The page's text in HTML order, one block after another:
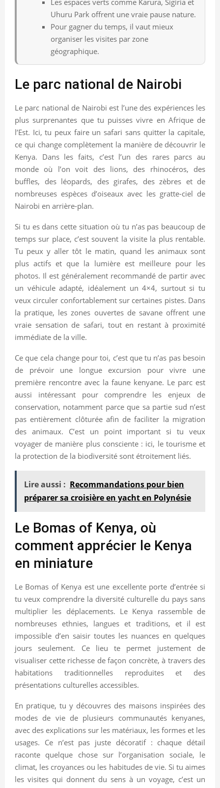
Uhuru Park offrent une vraie pause nature.
Pour gagner du temps, il vaut mieux
organiser les visites par zone
géographique.
Le parc national de Nairobi
Le parc national de Nairobi est l’une des expériences les
plus surprenantes que tu puisses vivre en Afrique de
l’Est. Ici, tu peux faire un safari sans quitter la capitale,
ce qui change complètement la manière de découvrir le
Kenya. Dans les faits, c’est l’un des rares parcs au
monde où l’on voit des lions, des rhinocéros, des
buffles, des léopards, des girafes, des zèbres et de
nombreuses espèces d’oiseaux avec les gratte-ciel de
Nairobi en arrière-plan.
Si tu es dans cette situation où tu n’as pas beaucoup de
temps sur place, c’est souvent la visite la plus rentable.
Tu peux y aller tôt le matin, quand les animaux sont
plus actifs et que la lumière est meilleure pour les
photos. Il est généralement recommandé de partir avec
un véhicule adapté, idéalement un 4×4, surtout si tu
veux circuler confortablement sur certaines pistes. Dans
la pratique, les zones ouvertes de savane offrent une
vraie sensation de safari, tout en restant à proximité
immédiate de la ville.
Ce que cela change pour toi, c’est que tu n’as pas besoin
de prévoir une longue excursion pour vivre une
première rencontre avec la faune kenyane. Le parc est
aussi intéressant pour comprendre les enjeux de
conservation, notamment parce que sa partie sud n’est
pas entièrement clôturée afin de faciliter la migration
des animaux. C’est un point important si tu veux
voyager de manière plus consciente : ici, le tourisme et
la protection de la biodiversité sont étroitement liés.
Lire aussi : Recommandations pour bien
préparer sa croisière en yacht en Polynésie
Le Bomas of Kenya, où
comment apprécier le Kenya
en miniature
Le Bomas of Kenya est une excellente porte d’entrée si
tu veux comprendre la diversité culturelle du pays sans
multiplier les déplacements. Le Kenya rassemble de
nombreuses ethnies, langues et traditions, et il est
impossible d’en saisir toutes les nuances en quelques
jours seulement. Ce lieu te permet justement de
visualiser cette richesse de façon concrète, à travers des
habitations traditionnelles reproduites et des
présentations culturelles accessibles.
En pratique, tu y découvres des maisons inspirées des
modes de vie de plusieurs communautés kenyanes,
avec des explications sur les matériaux, les formes et les
usages. Ce n’est pas juste décoratif : chaque détail
raconte quelque chose sur l’organisation sociale, le
climat, les croyances ou les habitudes de vie. Si tu aimes
les visites qui donnent du sens à un voyage, c’est un